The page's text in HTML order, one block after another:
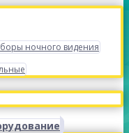
ночного видения